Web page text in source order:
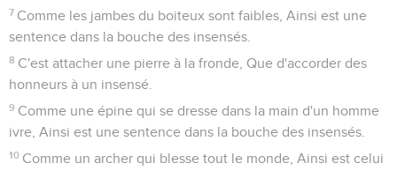
7 Comme les jambes du boiteux sont faibles, Ainsi est une
sentence dans la bouche des insensés.
8 C'est attacher une pierre à la fronde, Que d'accorder des
honneurs à un insensé.
9 Comme une épine qui se dresse dans la main d'un homme
ivre, Ainsi est une sentence dans la bouche des insensés.
10 Comme un archer qui blesse tout le monde, Ainsi est celui